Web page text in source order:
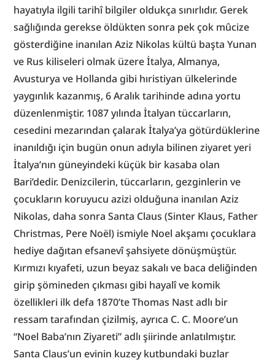
hayatıyla ilgili tarihî bilgiler oldukça sınırlıdır. Gerek
sağlığında gerekse öldükten sonra pek çok mûcize
gösterdiğine inanılan Aziz Nikolas kültü başta Yunan
ve Rus kiliseleri olmak üzere İtalya, Almanya,
Avusturya ve Hollanda gibi hıristiyan ülkelerinde
yaygınlık kazanmış, 6 Aralık tarihinde adına yortu
düzenlenmiştir. 1087 yılında İtalyan tüccarların,
cesedini mezarından çalarak İtalya’ya götürdüklerine
inanıldığı için bugün onun adıyla bilinen ziyaret yeri
İtalya’nın güneyindeki küçük bir kasaba olan
Bari’dedir. Denizcilerin, tüccarların, gezginlerin ve
çocukların koruyucu azizi olduğuna inanılan Aziz
Nikolas, daha sonra Santa Claus (Sinter Klaus, Father
Christmas, Pere Noël) ismiyle Noel akşamı çocuklara
hediye dağıtan efsanevî şahsiyete dönüşmüştür.
Kırmızı kıyafeti, uzun beyaz sakalı ve baca deliğinden
girip şömineden çıkması gibi hayalî ve komik
özellikleri ilk defa 1870’te Thomas Nast adlı bir
ressam tarafından çizilmiş, ayrıca C. C. Moore’un
“Noel Baba’nın Ziyareti” adlı şiirinde anlatılmıştır.
Santa Claus’un evinin kuzey kutbundaki buzlar